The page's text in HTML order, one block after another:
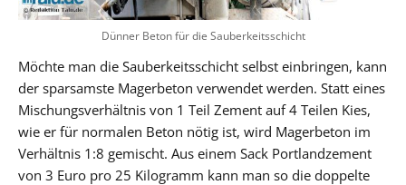
Dünner Beton für die Sauberkeitsschicht
Möchte man die Sauberkeitsschicht selbst einbringen, kann
der sparsamste Magerbeton verwendet werden. Statt eines
Mischungsverhältnis von 1 Teil Zement auf 4 Teilen Kies,
wie er für normalen Beton nötig ist, wird Magerbeton im
Verhältnis 1:8 gemischt. Aus einem Sack Portlandzement
von 3 Euro pro 25 Kilogramm kann man so die doppelte